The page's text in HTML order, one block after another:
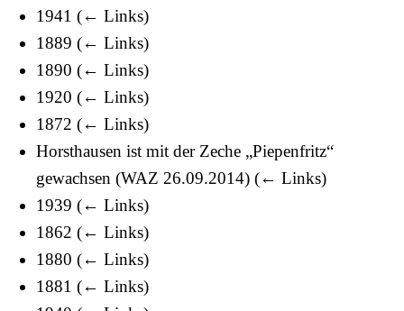
1941 (← Links)
1889 (← Links)
1890 (← Links)
1920 (← Links)
1872 (← Links)
Horsthausen ist mit der Zeche „Piepenfritz“
gewachsen (WAZ 26.09.2014) (← Links)
1939 (← Links)
1862 (← Links)
1880 (← Links)
1881 (← Links)